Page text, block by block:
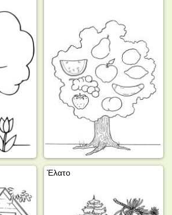
Έλατο